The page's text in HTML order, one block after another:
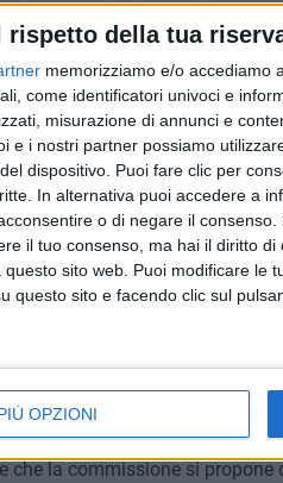
rispetto della tua
memorizziamo e/o accediamo
come identificatori univoci e
misurazione di annunci e
e i nostri partner possiamo
dispositivo. Puoi fare clic per
In alternativa puoi accedere a
o di negare il consenso.
il tuo consenso, ma hai il diritto
sito web. Puoi modificare le
questo sito e facendo clic sul
OPZIONI
e deferenti saluti"».
ore di commissione.
stessa commissione, che
alla semplice discussione
si è insediata in tempi non
appena ha potutto avviare i
stato dell'arte di tutte le opere
stesse opere pubbliche.
nel valutare la fattibilità
alcune poiché le istanze
alcune vi sono le opere di
del Gelso e di molte strade del
e Barberini e la messa in
la commissione si propone